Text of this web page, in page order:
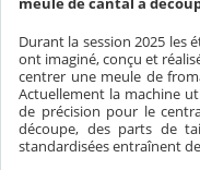
Durant la session 2025 les
ont imaginé, conçu et
centrer une meule de
Actuellement la machine
de précision pour le
découpe, des parts de
standardisées entraînent